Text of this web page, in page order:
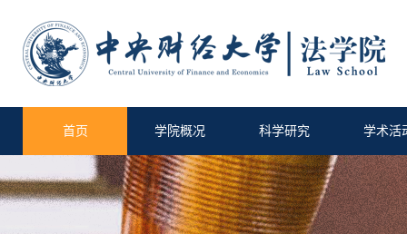
首页 学院概况 科学研究 学术活